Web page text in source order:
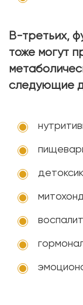
В-третьих,
тоже могут
следующие